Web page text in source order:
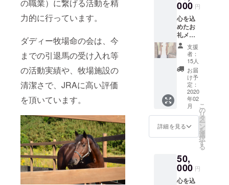
の職業）に繋げる活動を精
力的に行っています。
ダディー牧場命の会は、今
までの引退馬の受け入れ等
の活動実績や、牧場施設の
清潔さで、JRAに高い評価
を頂いています。
000 円
心を込
めたお
礼メー
ルのご
送付
オリジ
ナル馬
ふん堆
肥 地元
の絵本
作家さ
んに
作って
いただ
く由美
子の絵
紙に土
佐和紙
を使っ
た自費
支援
者：
15人
お届
け予
定：
2020
年02
月
詳細を見る
こ
の
リ
タ
ー
ン
を
選
択
す
る
50,
000 円
心を込